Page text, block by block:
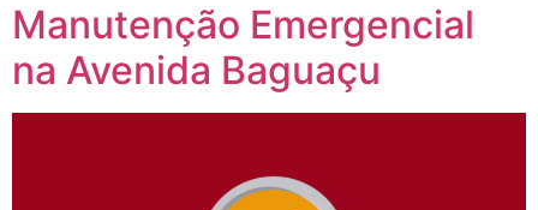
Manutenção Emergencial
na Avenida Baguaçu